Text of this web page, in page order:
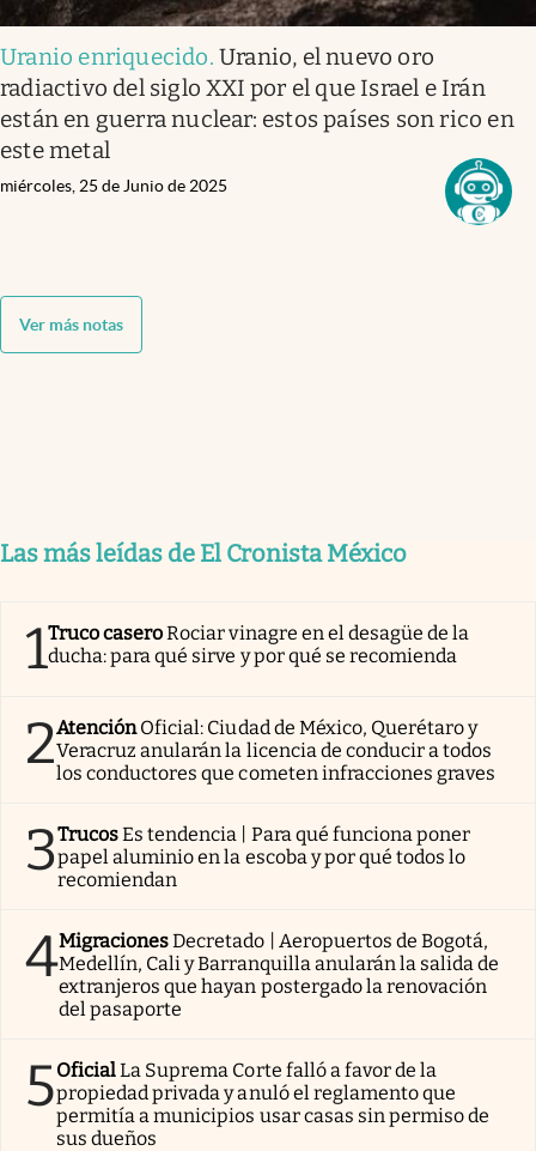
Uranio enriquecido.Uranio, el nuevo oro
radiactivo del siglo XXI por el que Israel e Irán
están en guerra nuclear: estos países son rico en
este metal
miércoles, 25 de Junio de 2025
Ver más notas
Las más leídas de El Cronista México
1Truco caseroRociar vinagre en el desagüe de la
ducha: para qué sirve y por qué se recomienda
2AtenciónOficial: Ciudad de México, Querétaro y
Veracruz anularán la licencia de conducir a todos
los conductores que cometen infracciones graves
3TrucosEs tendencia | Para qué funciona poner
papel aluminio en la escoba y por qué todos lo
recomiendan
4MigracionesDecretado | Aeropuertos de Bogotá,
Medellín, Cali y Barranquilla anularán la salida de
extranjeros que hayan postergado la renovación
del pasaporte
5OficialLa Suprema Corte falló a favor de la
propiedad privada y anuló el reglamento que
permitía a municipios usar casas sin permiso de
sus dueños